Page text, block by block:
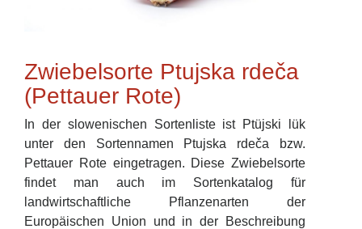
Zwiebelsorte Ptujska rdeča
(Pettauer Rote)
In der slowenischen Sortenliste ist Ptüjski lük
unter den Sortennamen Ptujska rdeča bzw.
Pettauer Rote eingetragen. Diese Zwiebelsorte
findet man auch im Sortenkatalog für
landwirtschaftliche Pflanzenarten der
Europäischen Union und in der Beschreibung